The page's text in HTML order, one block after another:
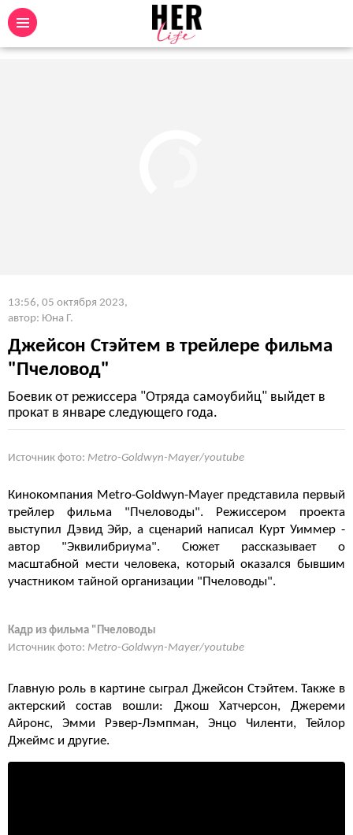
13:56, 05 октября 2023,
автор: Юна Г.
Джейсон Стэйтем в трейлере фильма
"Пчеловод"
Боевик от режиссера "Отряда самоубийц" выйдет в
прокат в январе следующего года.
Источник фото: Metro-Goldwyn-Mayer/youtube
Кинокомпания Metro-Goldwyn-Mayerпредставила первый
трейлер фильма "Пчеловоды". Режиссером проекта
выступил Дэвид Эйр, а сценарий написал Курт Уиммер -
автор "Эквилибриума". Сюжет рассказывает о
масштабной мести человека, который оказался бывшим
участником тайной организации "Пчеловоды".
Кадр из фильма "Пчеловоды
Источник фото: Metro-Goldwyn-Mayer/youtube
Главную роль в картине сыграл Джейсон Стэйтем. Также в
актерский состав вошли: Джош Хатчерсон, Джереми
Айронс, Эмми Рэвер-Лэмпман, Энцо Чиленти, Тейлор
Джеймс и другие.